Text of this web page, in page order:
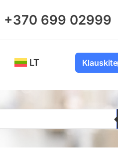
+370 699 02999
LT Klauskite